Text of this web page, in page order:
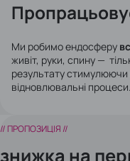
Ми робимо ендосферу
живіт, руки, спину —
результату стимулюючи
відновлювальні процеси.
// ПРОПОЗИЦІЯ //
знижка на